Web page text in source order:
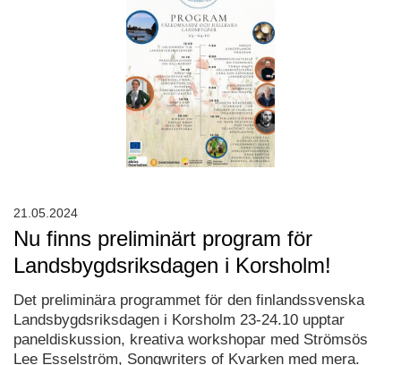
Nu finns preliminärt program för
Landsbygdsriksdagen i Korsholm!
Det preliminära programmet för den finlandssvenska
Landsbygdsriksdagen i Korsholm 23-24.10 upptar
paneldiskussion, kreativa workshopar med Strömsös
Lee Esselström, Songwriters of Kvarken med mera.
21.05.2024